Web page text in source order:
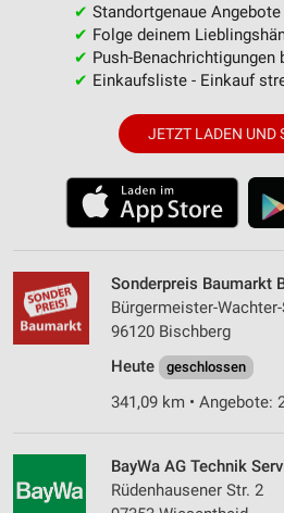
✔ Standortgenaue Angebote
✔ Folge deinem
✔ Push-Benachrichtigungen
✔ Einkaufsliste - Einkauf
JETZT LADEN UND
Sonderpreis Baumarkt
Bürgermeister-
96120 Bischberg
Heute
geschlossen
341,09 km • Angebote:
BayWa AG Technik
Rüdenhausener Str. 2